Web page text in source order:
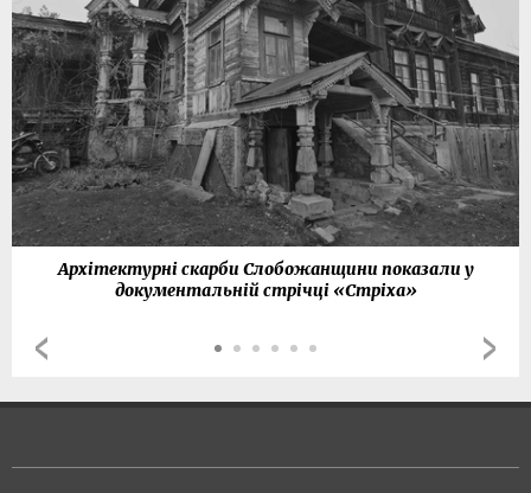
Архітектурні скарби Слобожанщини показали у
документальній стрічці «Стріха»